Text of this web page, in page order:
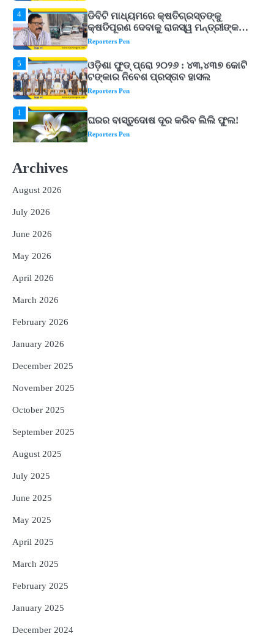
କ୍ଷତିପୂରଣ ଦେବାକୁ ରାଜସ୍ୱ ମନ୍ତ୍ରୀଙ୍କ
ନିର୍ଦ୍ଦେଶ
Reporters Pen
5
ଟଙ୍କାର ନିବେଶ ପ୍ରସ୍ତାବ ହାସଲ
Reporters Pen
1
ଘରର ବାସ୍ତୁଦୋଷ ଦୂର କରିବ ଲିଲି ଫୁଲ!
Reporters Pen
5
Archives
August 2026
July 2026
June 2026
May 2026
April 2026
March 2026
February 2026
January 2026
December 2025
November 2025
October 2025
September 2025
August 2025
July 2025
June 2025
May 2025
April 2025
March 2025
February 2025
January 2025
December 2024